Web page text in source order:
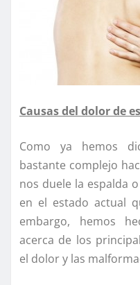
Causas del dolor de
Como ya hemos
bastante complejo
nos duele la espalda
en el estado actual
embargo, hemos
acerca de los
el dolor y las